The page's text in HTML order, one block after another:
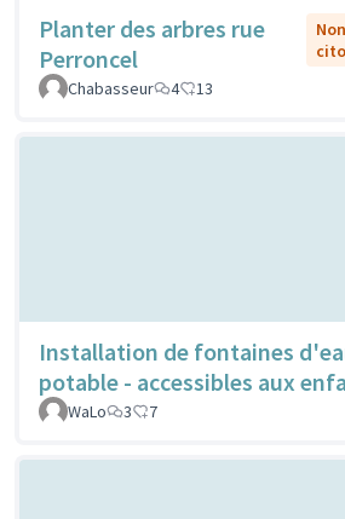
Planter des arbres rue
Perroncel
Chabasseur
4 13
Installation de fontaines
potable - accessibles aux
WaLo
3 7